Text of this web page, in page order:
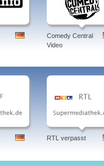
Comedy Central
Video
RTL verpasst